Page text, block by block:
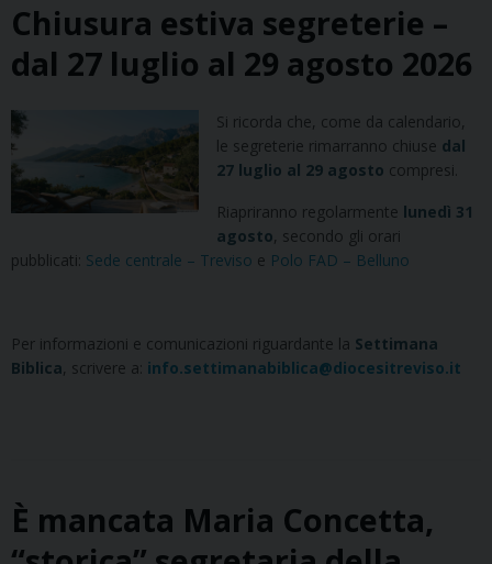
Chiusura estiva segreterie –
dal 27 luglio al 29 agosto 2026
Si ricorda che, come da calendario,
le segreterie rimarranno chiuse dal
27 luglio al 29 agosto compresi.
Riapriranno regolarmente lunedì 31
agosto, secondo gli orari
pubblicati: Sede centrale – Treviso e Polo FAD – Belluno
Per informazioni e comunicazioni riguardante la Settimana
Biblica, scrivere a: info.settimanabiblica@diocesitreviso.it
È mancata Maria Concetta,